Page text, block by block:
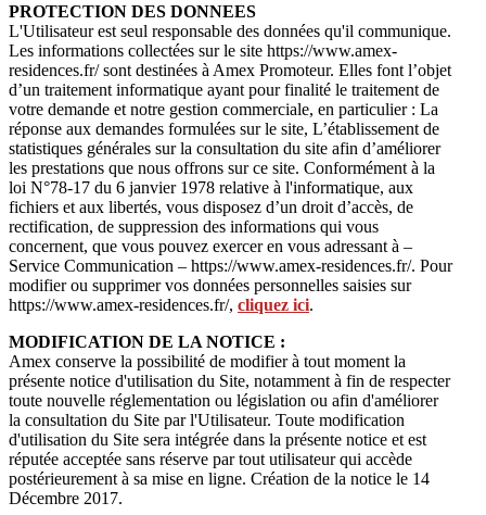
PROTECTION DES DONNEES
L'Utilisateur est seul responsable des données qu'il communique.
Les informations collectées sur le site https://www.amex-
residences.fr/ sont destinées à Amex Promoteur. Elles font l’objet
d’un traitement informatique ayant pour finalité le traitement de
votre demande et notre gestion commerciale, en particulier : La
réponse aux demandes formulées sur le site, L’établissement de
statistiques générales sur la consultation du site afin d’améliorer
les prestations que nous offrons sur ce site. Conformément à la
loi N°78-17 du 6 janvier 1978 relative à l'informatique, aux
fichiers et aux libertés, vous disposez d’un droit d’accès, de
rectification, de suppression des informations qui vous
concernent, que vous pouvez exercer en vous adressant à –
Service Communication – https://www.amex-residences.fr/. Pour
modifier ou supprimer vos données personnelles saisies sur
https://www.amex-residences.fr/, cliquez ici.
MODIFICATION DE LA NOTICE :
Amex conserve la possibilité de modifier à tout moment la
présente notice d'utilisation du Site, notamment à fin de respecter
toute nouvelle réglementation ou législation ou afin d'améliorer
la consultation du Site par l'Utilisateur. Toute modification
d'utilisation du Site sera intégrée dans la présente notice et est
réputée acceptée sans réserve par tout utilisateur qui accède
postérieurement à sa mise en ligne. Création de la notice le 14
Décembre 2017.